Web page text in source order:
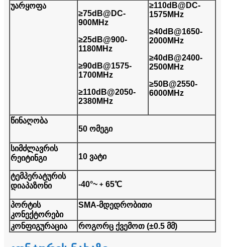
უარყოფა
≥75dB@DC-
900MHz
≥25dB@900-
1180MHz
≥90dB@1575-
1700MHz
≥110dB@2050-
2380MHz
≥110dB@DC-
1575MHz
≥40dB@1650-
2000MHz
≥40dB@2400-
2500MHz
≥50B@2550-
6000MHz
წინაღობა
50 ომეგი
სიმძლავრის
რეიტინგი
10 ვატი
ტემპერატურის
დიაპაზონი
-40°~﹢65℃
პორტის
კონექტორები
SMA-მდედრობითი
კონფიგურაცია როგორც ქვემოთ (±0.5 მმ)